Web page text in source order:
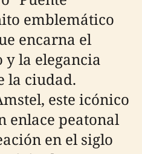
emblemático
encarna el
la elegancia
la ciudad.
este icónico
enlace peatonal
en el siglo